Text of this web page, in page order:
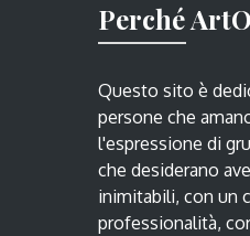
Perché
Questo sito è
persone che
l'espressione di
che desiderano
inimitabili, con un
professionalità,